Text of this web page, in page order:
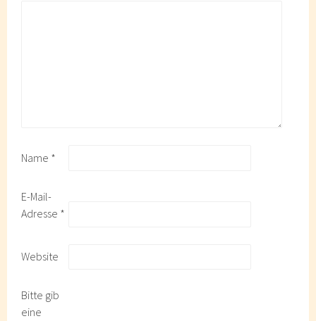
Name *
E-Mail-
Adresse *
Website
Bitte gib
eine